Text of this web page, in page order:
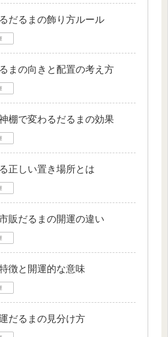
だるまの飾り方ルール
まの向きと配置の考え方
棚で変わるだるまの効果
正しい置き場所とは
販だるまの開運の違い
徴と開運的な意味
だるまの見分け方